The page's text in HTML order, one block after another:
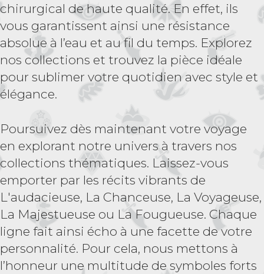
chirurgical de haute qualité. En effet, ils
vous garantissent ainsi une résistance
absolue à l’eau et au fil du temps. Explorez
nos collections et trouvez la pièce idéale
pour sublimer votre quotidien avec style et
élégance.
Poursuivez dès maintenant votre voyage
en explorant notre univers à travers nos
collections thématiques. Laissez-vous
emporter par les récits vibrants de
L'audacieuse, La Chanceuse, La Voyageuse,
La Majestueuse ou La Fougueuse. Chaque
ligne fait ainsi écho à une facette de votre
personnalité. Pour cela, nous mettons à
l’honneur une multitude de symboles forts